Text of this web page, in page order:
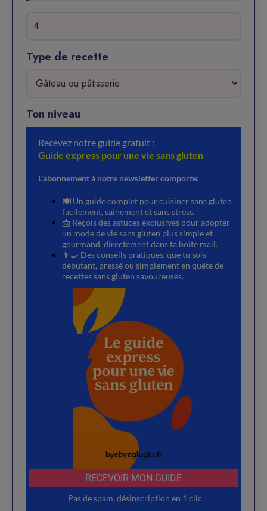
Type de recette
Ton niveau